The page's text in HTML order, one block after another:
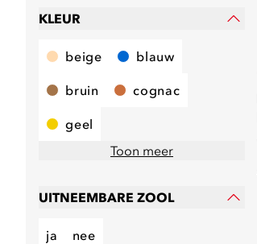
KLEUR
beige blauw
bruin cognac
geel
Toon meer
UITNEEMBARE ZOOL
ja nee